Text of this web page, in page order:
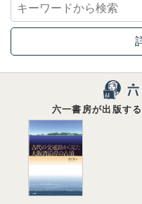
六一書房が出版す